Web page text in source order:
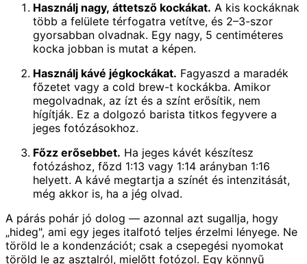
Használj nagy, áttetsző kockákat. A kis kockáknak
több a felülete térfogatra vetítve, és 2–3-szor
gyorsabban olvadnak. Egy nagy, 5 centiméteres
kocka jobban is mutat a képen.
Használj kávé jégkockákat. Fagyaszd a maradék
főzetet vagy a cold brew-t kockákba. Amikor
megolvadnak, az ízt és a színt erősítik, nem
hígítják. Ez a dolgozó barista titkos fegyvere a
jeges fotózásokhoz.
Főzz erősebbet. Ha jeges kávét készítesz
fotózáshoz, főzd 1:13 vagy 1:14 arányban 1:16
helyett. A kávé megtartja a színét és intenzitását,
még akkor is, ha a jég olvad.
A párás pohár jó dolog — azonnal azt sugallja, hogy
„hideg", ami egy jeges italfotó teljes érzelmi lényege. Ne
töröld le a kondenzációt; csak a csepegési nyomokat
töröld le az asztalról, mielőtt fotózol. Egy könnyű